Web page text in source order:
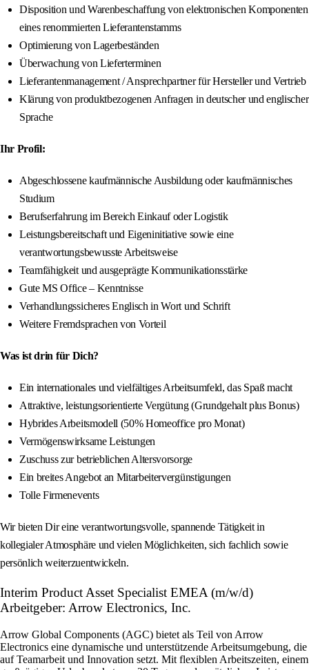
Disposition und Warenbeschaffung von elektronischen Komponenten
eines renommierten Lieferantenstamms
Optimierung von Lagerbeständen
Überwachung von Lieferterminen
Lieferantenmanagement / Ansprechpartner für Hersteller und Vertrieb
Klärung von produktbezogenen Anfragen in deutscher und englischer
Sprache
Ihr Profil:
Abgeschlossene kaufmännische Ausbildung oder kaufmännisches
Studium
Berufserfahrung im Bereich Einkauf oder Logistik
Leistungsbereitschaft und Eigeninitiative sowie eine
verantwortungsbewusste Arbeitsweise
Teamfähigkeit und ausgeprägte Kommunikationsstärke
Gute MS Office – Kenntnisse
Verhandlungssicheres Englisch in Wort und Schrift
Weitere Fremdsprachen von Vorteil
Was ist drin für Dich?
Ein internationales und vielfältiges Arbeitsumfeld, das Spaß macht
Attraktive, leistungsorientierte Vergütung (Grundgehalt plus Bonus)
Hybrides Arbeitsmodell (50% Homeoffice pro Monat)
Vermögenswirksame Leistungen
Zuschuss zur betrieblichen Altersvorsorge
Ein breites Angebot an Mitarbeitervergünstigungen
Tolle Firmenevents
Wir bieten Dir eine verantwortungsvolle, spannende Tätigkeit in
kollegialer Atmosphäre und vielen Möglichkeiten, sich fachlich sowie
persönlich weiterzuentwickeln.
Interim Product Asset Specialist EMEA (m/w/d)
Arbeitgeber: Arrow Electronics, Inc.
Arrow Global Components (AGC) bietet als Teil von Arrow
Electronics eine dynamische und unterstützende Arbeitsumgebung, die
auf Teamarbeit und Innovation setzt. Mit flexiblen Arbeitszeiten, einem